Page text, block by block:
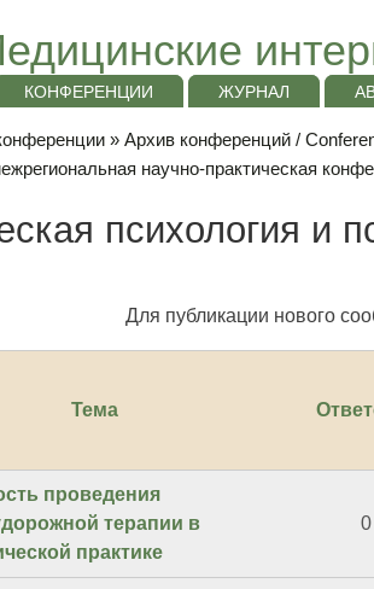
КОНФЕРЕНЦИИ ЖУРНАЛ
» Архив конференций /
научно-практическая
психология и
Для публикации нового
Тема
проведения
терапии в
практике
0